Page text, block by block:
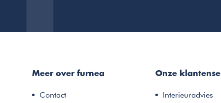
Meer over furnea
Contact
Onze
Interieuradvies